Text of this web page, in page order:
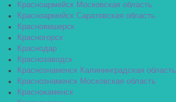
Красноармейск Московская область
Красноармейск Саратовская область
Красновишерск
Красногорск
Краснодар
Краснозаводск
Краснознаменск Калининградская область
Краснознаменск Московская область
Краснокаменск